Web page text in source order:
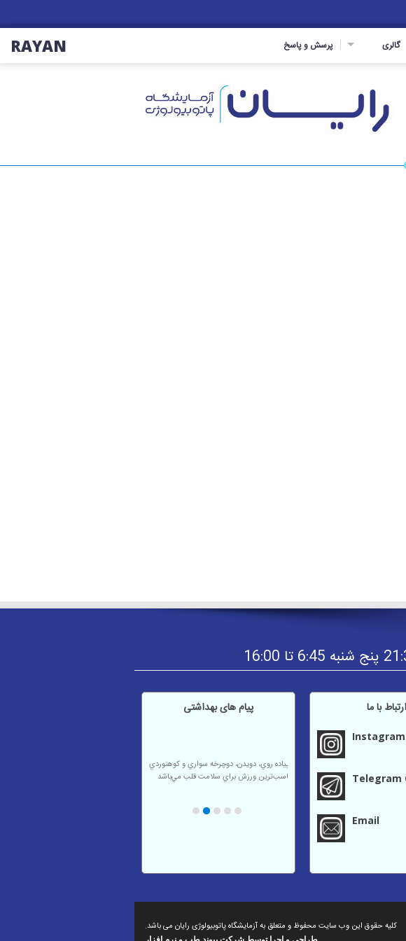
RAYAN پرسش و پاسخ گالری
پیام های بهداشتی
شنا، پياده روي، دويدن، دوچرخه سواري و كوهنوردي
مناسب‌ترين ورزش براي سلامت قلب مي‌باشد
مصرف مايعات فراوان، سبزيها و ميوه‌ها جهت
ارتباط با ما
Instagram
Telegram
Email
کلیه حقوق این وب سایت محفوظ و متعلق به آزمايشگاه پاتوبیولوژی رایان می باشد.